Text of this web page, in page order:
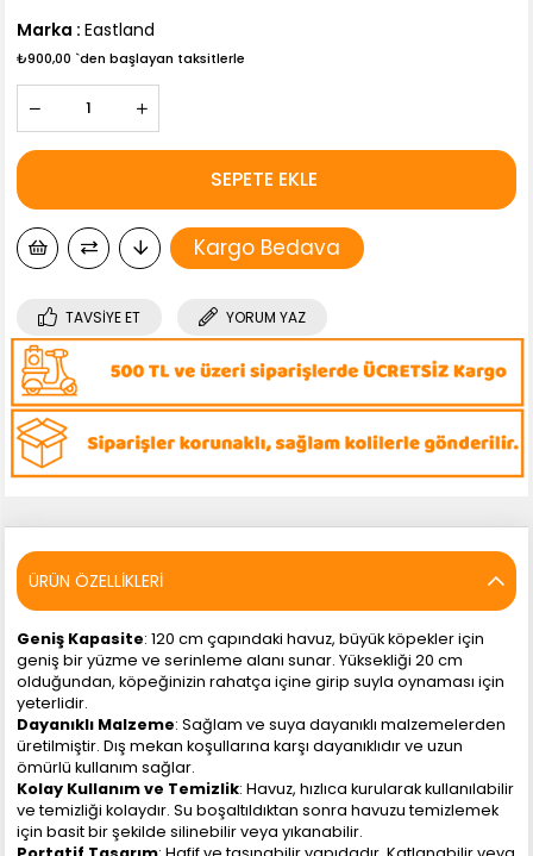
Marka : Eastland
₺900,00 `den başlayan taksitlerle
Kargo Bedava
TAVSIYE ET YORUM YAZ
ÜRÜN ÖZELLIKLERI
Geniş Kapasite: 120 cm çapındaki havuz, büyük köpekler için
geniş bir yüzme ve serinleme alanı sunar. Yüksekliği 20 cm
olduğundan, köpeğinizin rahatça içine girip suyla oynaması için
yeterlidir.
Dayanıklı Malzeme: Sağlam ve suya dayanıklı malzemelerden
üretilmiştir. Dış mekan koşullarına karşı dayanıklıdır ve uzun
ömürlü kullanım sağlar.
Kolay Kullanım ve Temizlik: Havuz, hızlıca kurularak kullanılabilir
ve temizliği kolaydır. Su boşaltıldıktan sonra havuzu temizlemek
için basit bir şekilde silinebilir veya yıkanabilir.